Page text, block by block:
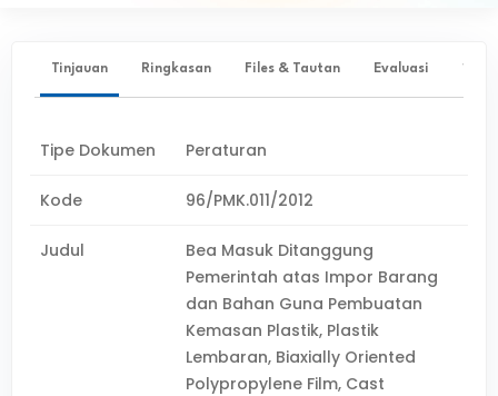
Tinjauan Ringkasan Files & Tautan Evaluasi ✨
Tipe Dokumen Peraturan
Kode 96/PMK.011/2012
Judul
Bea Masuk Ditanggung
Pemerintah atas Impor Barang
dan Bahan Guna Pembuatan
Kemasan Plastik, Plastik
Lembaran, Biaxially Oriented
Polypropylene Film, Cast